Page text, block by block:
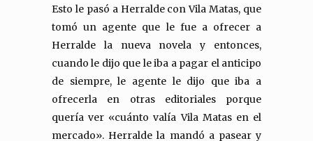
Esto le pasó a Herralde con Vila Matas, que
tomó un agente que le fue a ofrecer a
Herralde la nueva novela y entonces,
cuando le dijo que le iba a pagar el anticipo
de siempre, le agente le dijo que iba a
ofrecerla en otras editoriales porque
quería ver «cuánto valía Vila Matas en el
mercado». Herralde la mandó a pasear y